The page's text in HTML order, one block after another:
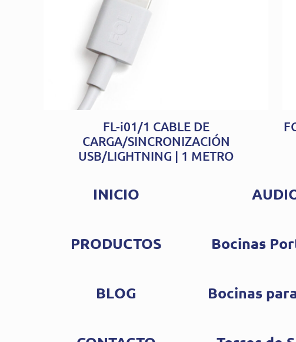
FL-i01/1 CABLE DE
CARGA/SINCRONIZACIÓN
USB/LIGHTNING | 1 METRO
INICIO
PRODUCTOS Bocinas
BLOG Bocinas